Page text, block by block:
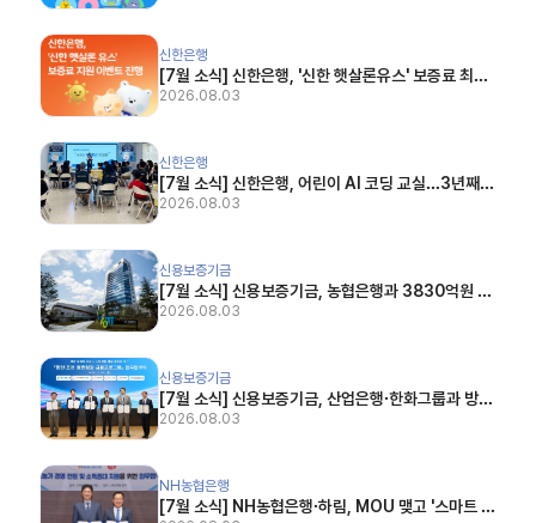
[7월 소식] 신한은행, '신한 햇살론유스' 보증료 최대 10만원 지원 (데일리한국,
신한은행
[7월 소식] 신한은행, '신한 햇살론유스' 보증료 최대
10만원 지원 (데일리한국, 2026.07.20)
2026.08.03
[7월 소식] 신한은행, 어린이 AI 코딩 교실…3년째 재능기부 (서울경제TV, 2026.07.14)
신한은행
[7월 소식] 신한은행, 어린이 AI 코딩 교실…3년째
재능기부 (서울경제TV, 2026.07.14)
2026.08.03
[7월 소식] 신용보증기금, 농협은행과 3830억원 규모 협약보증 공급 (데일리한국,
신용보증기금
[7월 소식] 신용보증기금, 농협은행과 3830억원 규
모 협약보증 공급 (데일리한국, 2026.07.22)
2026.08.03
[7월 소식] 신용보증기금, 산업은행·한화그룹과 방산·조선 협력사 시설투자 지원 협약 (브
신용보증기금
[7월 소식] 신용보증기금, 산업은행·한화그룹과 방산
·조선 협력사 시설투자 지원 협약 (브레이크뉴스, 20
2026.08.03
[7월 소식] NH농협은행·하림, MOU 맺고 '스마트 축산' 활성화 나서 (뉴스1, 2026.07.16)
NH농협은행
[7월 소식] NH농협은행·하림, MOU 맺고 '스마트 축